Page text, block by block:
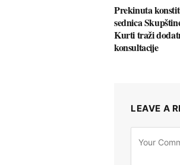
Prekinuta
sednica
Kurti traži
konsultacije
LEAVE A